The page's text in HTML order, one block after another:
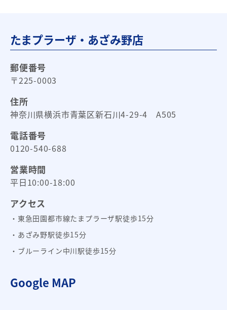
たまプラーザ・あざみ野店
郵便番号
〒225-0003
住所
神奈川県横浜市青葉区新石川4-29-4 A505
電話番号
0120-540-688
営業時間
平日10:00-18:00
アクセス
・東急田園都市線たまプラーザ駅徒歩15分
・あざみ野駅徒歩15分
・ブルーライン中川駅徒歩15分
Google MAP